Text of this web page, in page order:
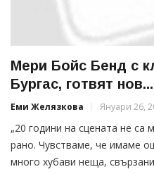
Мери Бойс Бенд с
Бургас, готвят нов...
Еми Желязкова Януари 26,
„20 години на сцената не са
рано. Чувстваме, че имаме
много хубави неща,